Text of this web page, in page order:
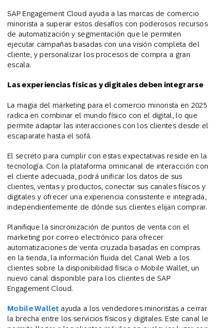
SAP Engagement Cloud ayuda a las marcas de comercio
minorista a superar estos desafíos con poderosos recursos
de automatización y segmentación que le permiten
ejecutar campañas basadas con una visión completa del
cliente, y personalizar los procesos de compra a gran
escala.
Las experiencias físicas y digitales deben integrarse
La magia del marketing para el comercio minorista en 2025
radica en combinar el mundo físico con el digital, lo que
permite adaptar las interacciones con los clientes desde el
escaparate hasta el sofá.
El secreto para cumplir con estas expectativas reside en la
tecnología. Con la plataforma omnicanal de interacción con
el cliente adecuada, podrá unificar los datos de sus
clientes, ventas y productos, conectar sus canales físicos y
digitales y ofrecer una experiencia consistente e integrada,
independientemente de dónde sus clientes elijan comprar.
Planifique la sincronización de puntos de venta con el
marketing por correo electrónico para ofrecer
automatizaciones de venta cruzada basadas en compras
en la tienda, la información fluida del Canal Web a los
clientes sobre la disponibilidad física o Mobile Wallet, un
nuevo canal disponible para los clientes de SAP
Engagement Cloud.
Mobile Wallet ayuda a los vendedores minoristas a cerrar
la brecha entre los servicios físicos y digitales. Este canal le